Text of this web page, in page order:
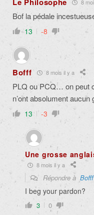
Le Philosophe 8
Bof la pédale
13 -8
Bofff 8 mois il y a
PLQ ou PCQ… on peut
n’ont absolument aucun
13 -3
Une grosse
8 mois il y a
Répondre à Bofff
I beg your pardon?
3 0